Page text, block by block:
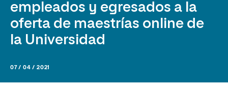
empleados y egresados a la
oferta de maestrías online de
la Universidad
07 / 04 / 2021